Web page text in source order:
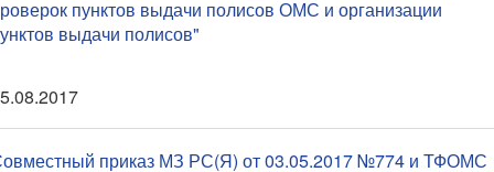
пунктов выдачи полисов ОМС и организации
выдачи полисов"
приказ МЗ РС(Я) от 03.05.2017 №774 и ТФОМС